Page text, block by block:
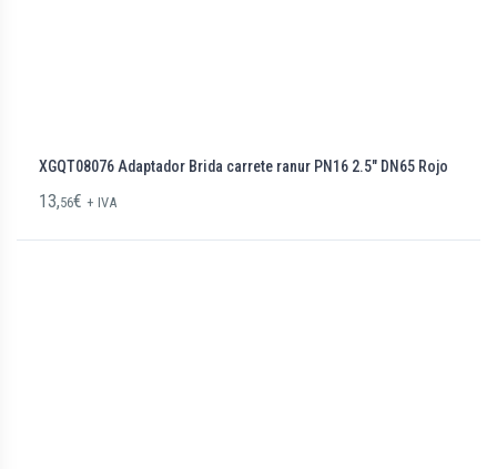
XGQT08076 Adaptador Brida carrete ranur PN16 2.5″ DN65 Rojo
13,56€ + IVA